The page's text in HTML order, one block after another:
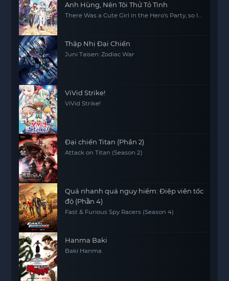
Anh Hùng, Nên Tôi Thử Tỏ Tình
There Was a Cute Girl in the Hero's Party, so I
Thập Nhị Đại Chiến
Juni Taisen: Zodiac War
ViVid Strike!
ViVid Strike!
Đại chiến Titan (Phần 2)
Attack on Titan (Season 2)
Quá nhanh quá nguy hiểm: Điệp viên tốc
độ (Phần 4)
Fast & Furious Spy Racers (Season 4)
Hanma Baki
Baki Hanma